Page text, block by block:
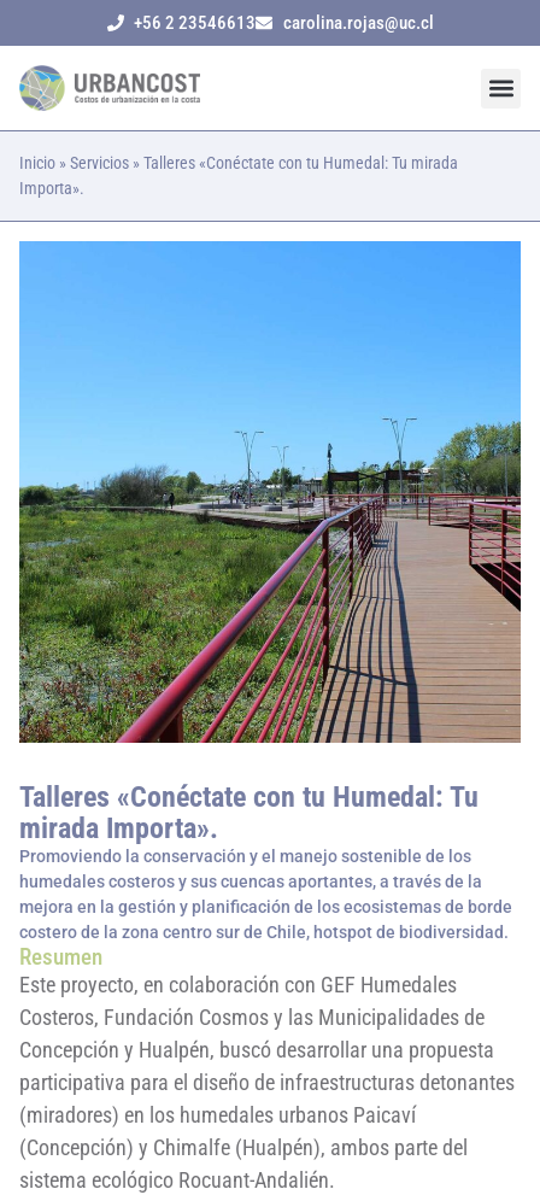
+56 2 23546613 carolina.rojas@uc.cl
Inicio » Servicios » Talleres «Conéctate con tu Humedal: Tu mirada
Importa».
Talleres «Conéctate con tu Humedal: Tu
mirada Importa».
Promoviendo la conservación y el manejo sostenible de los
humedales costeros y sus cuencas aportantes, a través de la
mejora en la gestión y planificación de los ecosistemas de borde
costero de la zona centro sur de Chile, hotspot de biodiversidad.
Resumen
Este proyecto, en colaboración con GEF Humedales
Costeros, Fundación Cosmos y las Municipalidades de
Concepción y Hualpén, buscó desarrollar una propuesta
participativa para el diseño de infraestructuras detonantes
(miradores) en los humedales urbanos Paicaví
(Concepción) y Chimalfe (Hualpén), ambos parte del
sistema ecológico Rocuant-Andalién.